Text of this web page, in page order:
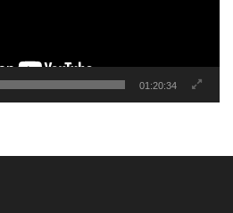
01:20:34